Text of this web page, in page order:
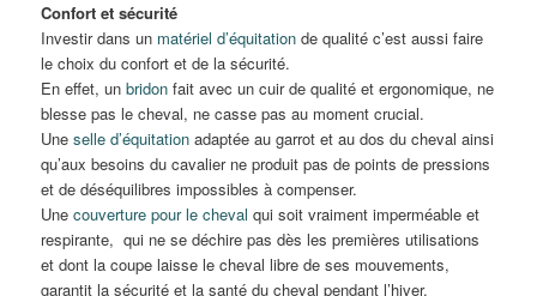
Confort et sécurité
Investir dans un matériel d’équitation de qualité c’est aussi faire
le choix du confort et de la sécurité.
En effet, un bridon fait avec un cuir de qualité et ergonomique, ne
blesse pas le cheval, ne casse pas au moment crucial.
Uneselle d’équitation adaptée au garrot et au dos du cheval ainsi
qu’aux besoins du cavalier ne produit pas de points de pressions
et de déséquilibres impossibles à compenser.
Unecouverture pour le cheval qui soit vraiment imperméable et
respirante, qui ne se déchire pas dès les premières utilisations
et dont la coupe laisse le cheval libre de ses mouvements,
garantit la sécurité et la santé du cheval pendant l’hiver.